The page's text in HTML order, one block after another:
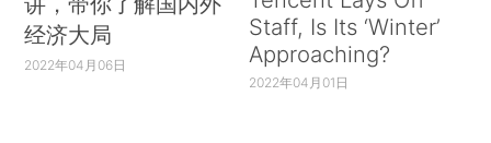
经济大局
2022年04月06日
Staff, Is Its ‘Winter’
Approaching?
2022年04月01日